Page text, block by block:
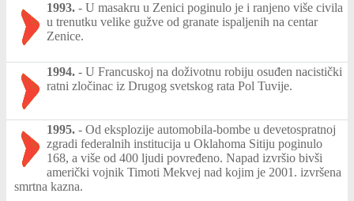
1993. - U masakru u Zenici poginulo je i ranjeno više civila
u trenutku velike gužve od granate ispaljenih na centar
Zenice.
1994. - U Francuskoj na doživotnu robiju osuđen nacistički
ratni zločinac iz Drugog svetskog rata Pol Tuvije.
1995. - Od eksplozije automobila-bombe u devetospratnoj
zgradi federalnih institucija u Oklahoma Sitiju poginulo
168, a više od 400 ljudi povređeno. Napad izvršio bivši
američki vojnik Timoti Mekvej nad kojim je 2001. izvršena
smrtna kazna.